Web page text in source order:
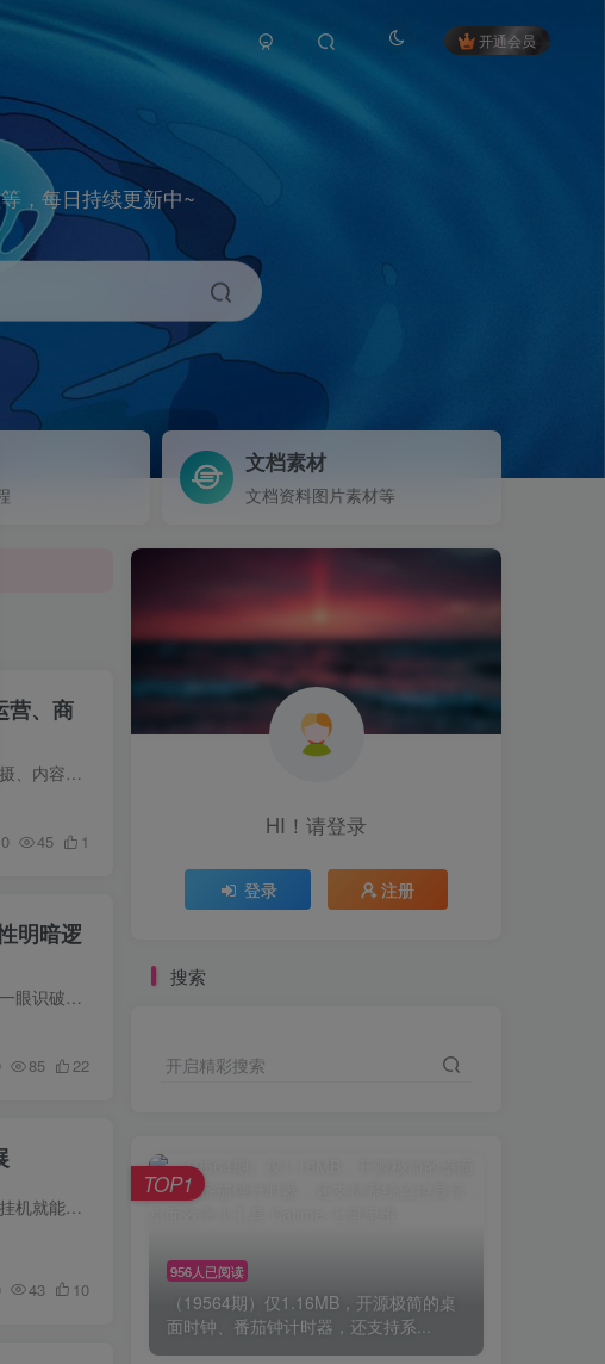
开通会员
，每日持续更新中~
文档素材
文档资料图片素材等
营、商
课程内容简介佳俊六边形短视频课程搭建完整短视频运营闭环，从账号搭建、实拍拍摄、内容创作、爆款选题、视频框架、留人开头、剪辑投流、第一视角拍摄全基础教学，配套餐饮、租车、钓鱼、滑雪、...
0 45 1
明暗逻
破解千年的人性之谜破解如何看清人性的灰暗面如何利用人性设局，做局，收钱如何一眼识破人心，此生不再被人所伤破解如何抓住流量风口分享8个月爆粉1500万不为人知的秘密以及直播变现100倍的底层...
85 22
这套番茄小说全自动阅读玩法可以解放双手，全程无需人工手动翻页操作，设备后台挂机就能自动完成阅读任务。不用时刻紧盯屏幕，适合上班族、闲暇人群尝试。操作门槛低，一台电脑即可开展，合理安...
43 10
HI！请登录
登录 注册
搜索
开启精彩搜索
956人已阅读
（19564期）仅1.16MB，开源极简的桌
面时钟、番茄钟计时器，还支持系...
TOP1